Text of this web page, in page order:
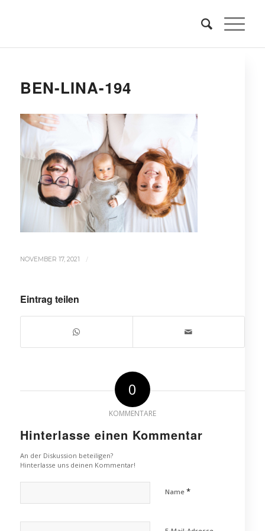
BEN-LINA-194
NOVEMBER 17, 2021 /
Eintrag teilen
0
KOMMENTARE
Hinterlasse einen Kommentar
An der Diskussion beteiligen?
Hinterlasse uns deinen Kommentar!
Name *